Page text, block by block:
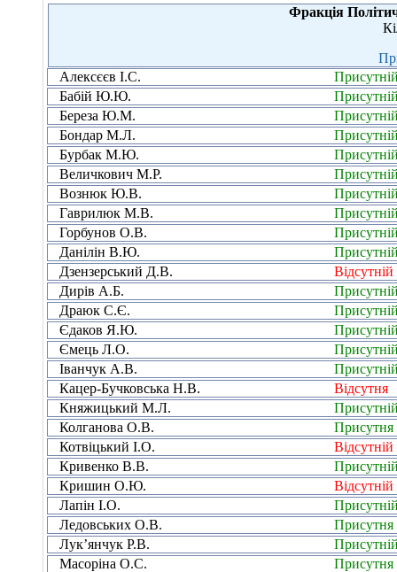
Фракція
Алексєєв І.С.
Бабій Ю.Ю.
Береза Ю.М.
Бондар М.Л.
Бурбак М.Ю.
Величкович М.Р.
Вознюк Ю.В.
Гаврилюк М.В.
Горбунов О.В.
Данілін В.Ю.
Дзензерський Д.В.
Відсутній
Дирів А.Б.
Драюк С.Є.
Єдаков Я.Ю.
Ємець Л.О.
Іванчук А.В.
Кацер-Бучковська Н.В.
Відсутня
Княжицький М.Л.
Колганова О.В.
Присутня
Котвіцький І.О.
Відсутній
Кривенко В.В.
Кришин О.Ю.
Відсутній
Лапін І.О.
Ледовських О.В.
Присутня
Лук’янчук Р.В.
Масоріна О.С.
Присутня